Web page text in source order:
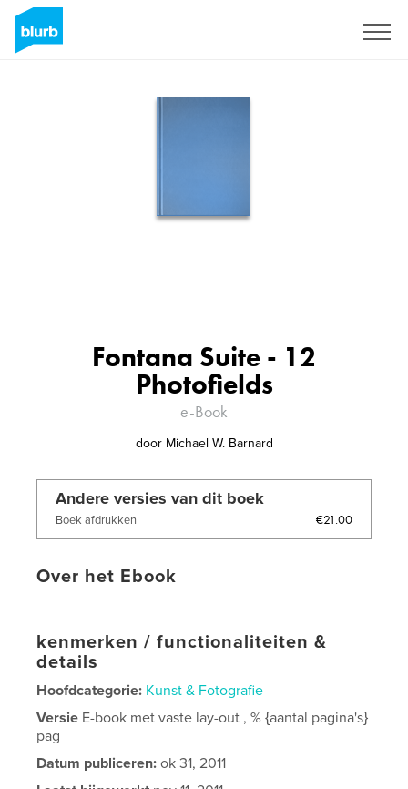
Fontana Suite - 12
Photofields
e-Book
door Michael W. Barnard
Andere versies van dit boek
Boek afdrukken €21.00
Over het Ebook
kenmerken / functionaliteiten &
details
Hoofdcategorie: Kunst & Fotografie
Versie E-book met vaste lay-out , % {aantal pagina's}
pag
Datum publiceren: ok 31, 2011